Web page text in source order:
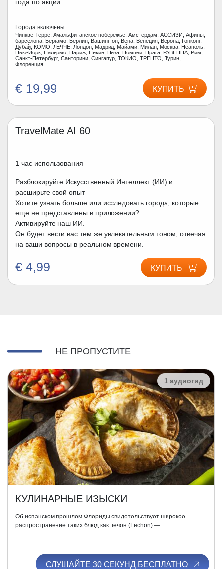
года по акции
Города включены
Чинкве-Терре, Амальфитанское побережье, Амстердам, АССИЗИ, Афины,
барселона, Бергамо, Берлин, Вашингтон, Вена, Венеция, Верона, Гонконг,
Дубай, КОМО, ЛЕЧЧЕ, Лондон, Мадрид, Майами, Милан, Москва, Неаполь,
Нью-Йорк, Палермо, Париж, Пекин, Пиза, Помпеи, Прага, РАВЕННА, Рим,
Санкт-Петербург, Санторини, Сингапур, ТОКИО, ТРЕНТО, Турин,
Флоренция
€ 19,99 КУПИТЬ
TravelMate AI 60
1 час использования
Разблокируйте Искусственный Интеллект (ИИ) и
расширьте свой опыт
Хотите узнать больше или исследовать города, которые
еще не представлены в приложении?
Активируйте наш ИИ.
Он будет вести вас тем же увлекательным тоном, отвечая
на ваши вопросы в реальном времени.
€ 4,99 КУПИТЬ
НЕ ПРОПУСТИТЕ
1 аудиогид
КУЛИНАРНЫЕ ИЗЫСКИ
Об испанском прошлом Флориды свидетельствует широкое
распространение таких блюд как лечон (Lechon) —...
СЛУШАЙТЕ 30 СЕКУНД БЕСПЛАТНО